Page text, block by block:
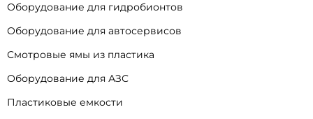
Оборудование для гидробионтов
Оборудование для автосервисов
Смотровые ямы из пластика
Оборудование для АЗС
Пластиковые емкости